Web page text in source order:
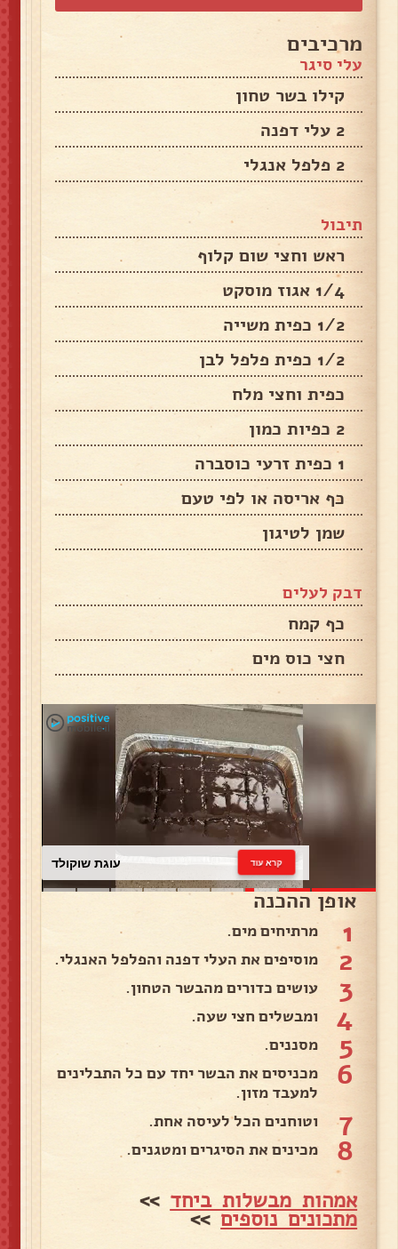
מרכיבים
עלי סיגר
קילו בשר טחון
2 עלי דפנה
2 פלפל אנגלי
תיבול
ראש וחצי שום קלוף
1/4 אגוז מוסקט
1/2 כפית משייה
1/2 כפית פלפל לבן
כפית וחצי מלח
2 כפיות כמון
1 כפית זרעי כוסברה
כף אריסה או לפי טעם
שמן לטיגון
דבק לעלים
כף קמח
חצי כוס מים
עוגת שוקולד קרא עוד
אופן ההכנה
1 מרתיחים מים.
2 מוסיפים את העלי דפנה והפלפל האנגלי.
3 עושים כדורים מהבשר הטחון.
4 ומבשלים חצי שעה.
5 מסננים.
6
מכניסים את הבשר יחד עם כל התבלינים
למעבד מזון.
7 וטוחנים הכל לעיסה אחת.
8 מכינים את הסיגרים ומטגנים.
אמהות מבשלות ביחד >>
מתכונים נוספים>>